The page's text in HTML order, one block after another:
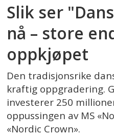
Slik ser
nå – store
oppkjøpet
Den tradisjonsrike
kraftig oppgradering.
investerer 250
oppussingen av MS
«Nordic Crown».